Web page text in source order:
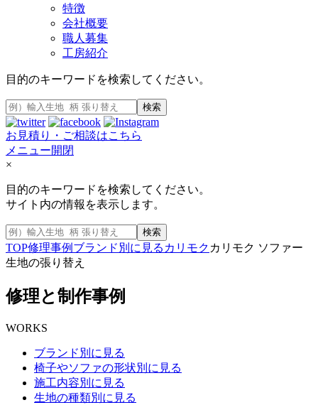
特徴
会社概要
職人募集
工房紹介
目的のキーワードを検索してください。
検索
お見積り・ご相談はこちら
メニュー開閉
×
目的のキーワードを検索してください。
サイト内の情報を表示します。
検索
TOP修理事例 ブランド別に見る カリモク カリモク ソファー
生地の張り替え
修理と制作事例
WORKS
ブランド別に見る
椅子やソファの形状別に見る
施工内容別に見る
生地の種類別に見る